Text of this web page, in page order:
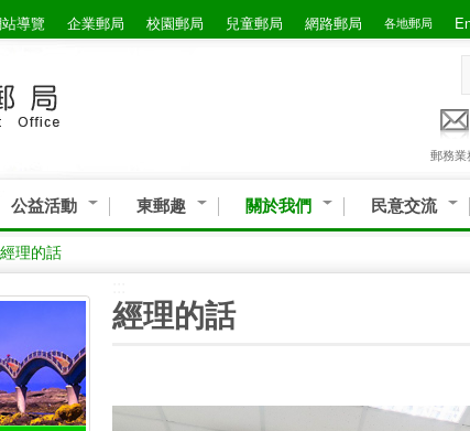
導覽 企業郵局 校園郵局 兒童郵局 網路郵局 各地郵局
郵務業
公益活動 東郵趣 關於我們 民意交流
經理的話
經理的話